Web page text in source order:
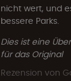
nicht wert, und
bessere Parks.
Dies ist eine
für das Original
Rezension von